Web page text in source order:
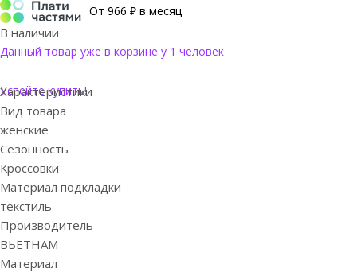
От 966 ₽ в месяц
В наличии
Данный товар уже в корзине у 1 человек
Успейте купить!
Характеристики
Вид товара
женские
Сезонность
Кроссовки
Материал подкладки
текстиль
Производитель
ВЬЕТНАМ
Материал